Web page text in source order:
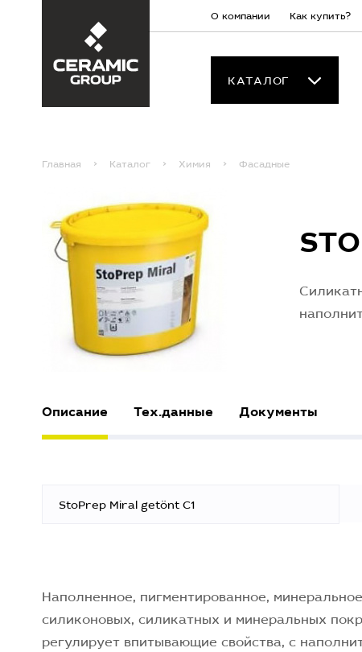
О компании Как купить?
КАТАЛОГ
Главная Каталог Химия Фасадные
Описание Тех.данные Документы
StoPrep Miral getönt C1
Наполненное, пигментированное,
силиконовых, силикатных и минеральных
регулирует впитывающие свойства, с